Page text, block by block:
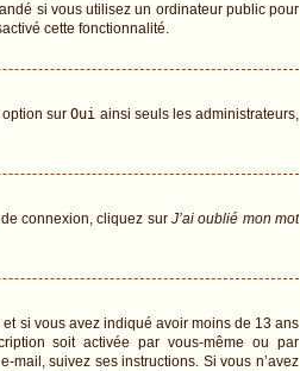
si vous utilisez un ordinateur public pour
cette fonctionnalité.
option surOui ainsi seuls les administrateurs,
connexion, cliquez sur J’ai oublié mon mot
et si vous avez indiqué avoir moins de 13 ans
soit activée par vous-même ou par
mail, suivez ses instructions. Si vous n’avez